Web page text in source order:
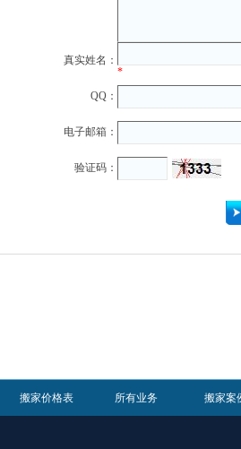
真实姓名：
*
QQ：
电子邮箱：
验证码：
搬家价格表 所有业务 搬家案